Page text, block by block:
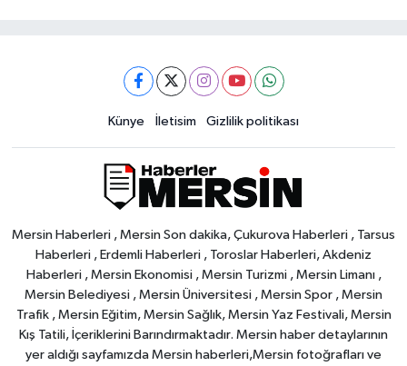
Künye İletisim Gizlilik politikası
Mersin Haberleri , Mersin Son dakika, Çukurova Haberleri , Tarsus
Haberleri , Erdemli Haberleri , Toroslar Haberleri, Akdeniz
Haberleri , Mersin Ekonomisi , Mersin Turizmi , Mersin Limanı ,
Mersin Belediyesi , Mersin Üniversitesi , Mersin Spor , Mersin
Trafik , Mersin Eğitim, Mersin Sağlık, Mersin Yaz Festivali, Mersin
Kış Tatili, İçeriklerini Barındırmaktadır. Mersin haber detaylarının
yer aldığı sayfamızda Mersin haberleri,Mersin fotoğrafları ve